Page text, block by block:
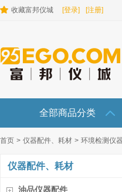
收藏富邦仪城 [登录] [注册]
全部商品分类
首页 > 仪器配件、耗材 > 环境检测仪
仪器配件、耗材
油品仪器配件